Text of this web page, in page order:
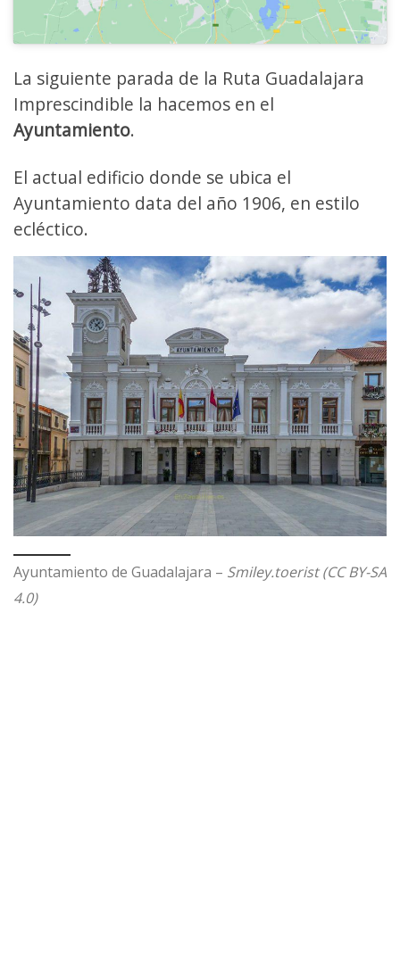
La siguiente parada de la Ruta Guadalajara
Imprescindible la hacemos en el
Ayuntamiento.
El actual edificio donde se ubica el
Ayuntamiento data del año 1906, en estilo
ecléctico.
Ayuntamiento de Guadalajara – Smiley.toerist (CC BY-SA
4.0)